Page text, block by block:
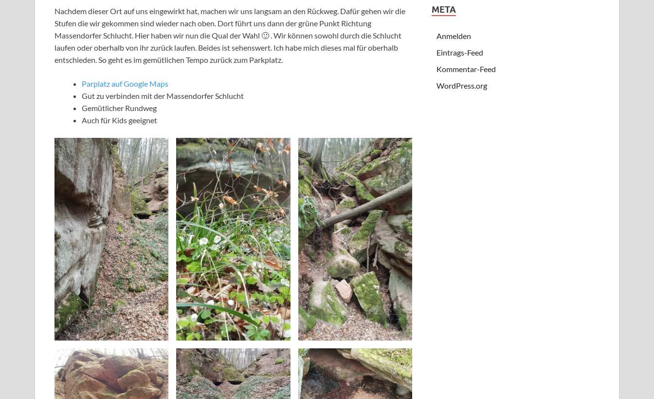
Nachdem dieser Ort auf uns eingewirkt hat, machen wir uns langsam an den Rückweg. Dafür gehen wir die
Stufen die wir gekommen sind wieder nach oben. Dort führt uns dann der grüne Punkt Richtung
Massendorfer Schlucht. Hier haben wir nun die Qual der Wahl 🙂 . Wir können sowohl durch die Schlucht
laufen oder oberhalb von ihr zurück laufen. Beides ist sehenswert. Ich habe mich dieses mal für oberhalb
entschieden. So geht es im gemütlichen Tempo zurück zum Parkplatz.
Parplatz auf Google Maps
Gut zu verbinden mit der Massendorfer Schlucht
Gemütlicher Rundweg
Auch für Kids geeignet
META
Anmelden
Eintrags-Feed
Kommentar-Feed
WordPress.org